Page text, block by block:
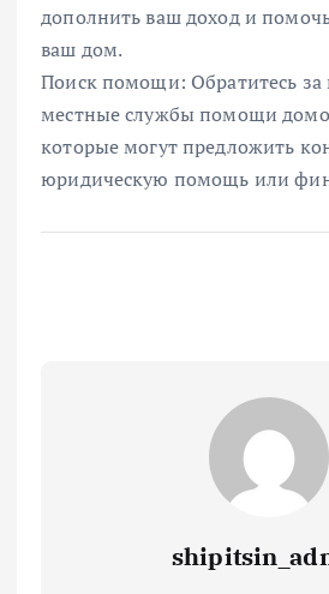
дополнить ваш доход и
ваш дом.
Поиск помощи: Обратитесь
местные службы помощи
которые могут предложить
юридическую помощь или